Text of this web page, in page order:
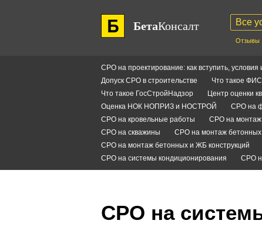
БетаКонсалт Все
Отзывы
СРО на проектирование: как вступить, условия
Допуск СРО в строительстве
Что такое
Что такое ГосСтройНадзор
Центр оценки
Оценка НОК НОПРИЗ и НОСТРОЙ
СРО на
СРО на кровельные работы
СРО на монтаж
СРО на скважины
СРО на монтаж бетонных
СРО на монтаж бетонных и ЖБ конструкций
СРО на системы кондиционирования
СРО
СРО на